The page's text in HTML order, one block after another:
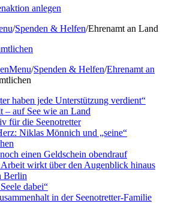
anlegen
/Spenden & Helfen/Ehrenamt an Land
Menu/Spenden & Helfen/Ehrenamt an
haben jede Unterstützung verdient“
– auf See wie an Land
für die Seenotretter
Niklas Mönnich und „seine“
einen Geldschein obendrauf
wirkt über den Augenblick hinaus
Berlin
dabei“
in der Seenotretter-Familie